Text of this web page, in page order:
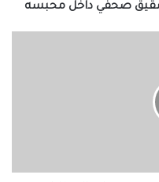
صحفي داخل محبسه